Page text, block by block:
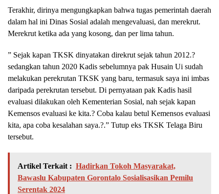
Terakhir, dirinya mengungkapkan bahwa tugas pemerintah daerah
dalam hal ini Dinas Sosial adalah mengevaluasi, dan merekrut.
Merekrut ketika ada yang kosong, dan per lima tahun.
” Sejak kapan TKSK dinyatakan direkrut sejak tahun 2012.?
sedangkan tahun 2020 Kadis sebelumnya pak Husain Ui sudah
melakukan perekrutan TKSK yang baru, termasuk saya ini imbas
daripada perekrutan tersebut. Di pernyataan pak Kadis hasil
evaluasi dilakukan oleh Kementerian Sosial, nah sejak kapan
Kemensos evaluasi ke kita.? Coba kalau betul Kemensos evaluasi
kita, apa coba kesalahan saya.?.” Tutup eks TKSK Telaga Biru
tersebut.
Artikel Terkait : Hadirkan Tokoh Masyarakat,
Bawaslu Kabupaten Gorontalo Sosialisasikan Pemilu
Serentak 2024